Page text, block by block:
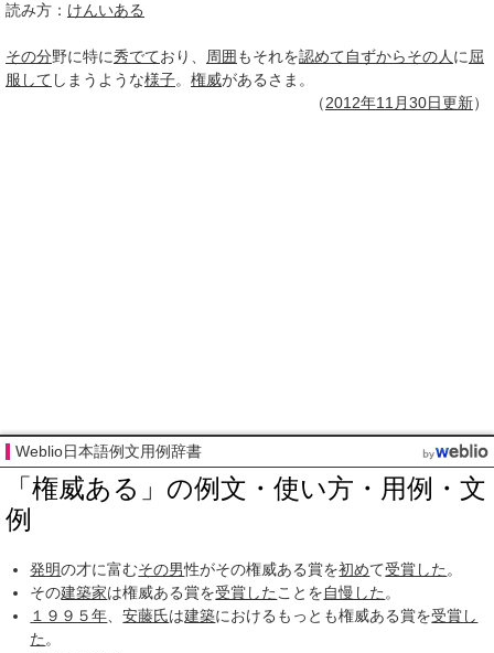
読み方： けんいある
その分野に特に秀でており、 周囲 もそれを認めて自ずからその人 に 屈
服して しまうような様子。 権威があるさま。
（2012年11月30日更新）
Weblio日本語例文用例辞書
「権威ある」の例文・使い方・用例・文
例
発明の才に富むその男性がその権威ある賞を初めて受賞した 。
その建築家は権威ある賞を受賞した ことを自慢した 。
１９９５年 、安藤氏は建築におけるもっとも権威ある賞を受賞し
た 。